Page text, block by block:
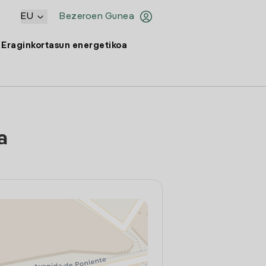
Bezeroen Gunea
EU
Eraginkortasun energetikoa